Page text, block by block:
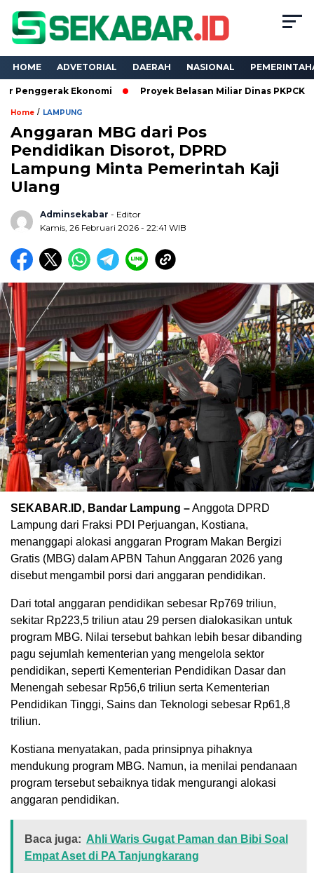
HOME ADVETORIAL DAERAH NASIONAL
Ekonomi Proyek Belasan Miliar Dinas PKPCK Lampung
Home / LAMPUNG
Anggaran MBG dari Pos
Pendidikan Disorot, DPRD
Lampung Minta Pemerintah Kaji
Ulang
Adminsekabar - Editor
Kamis, 26 Februari 2026 - 22:41 WIB
SEKABAR.ID, Bandar Lampung –Anggota DPRD
Lampung dari Fraksi PDI Perjuangan, Kostiana,
menanggapi alokasi anggaran Program Makan Bergizi
Gratis (MBG) dalam APBN Tahun Anggaran 2026 yang
disebut mengambil porsi dari anggaran pendidikan.
Dari total anggaran pendidikan sebesar Rp769 triliun,
sekitar Rp223,5 triliun atau 29 persen dialokasikan untuk
program MBG. Nilai tersebut bahkan lebih besar dibanding
pagu sejumlah kementerian yang mengelola sektor
pendidikan, seperti Kementerian Pendidikan Dasar dan
Menengah sebesar Rp56,6 triliun serta Kementerian
Pendidikan Tinggi, Sains dan Teknologi sebesar Rp61,8
triliun.
Kostiana menyatakan, pada prinsipnya pihaknya
mendukung program MBG. Namun, ia menilai pendanaan
program tersebut sebaiknya tidak mengurangi alokasi
anggaran pendidikan.
Baca juga: Ahli Waris Gugat Paman dan Bibi Soal
Empat Aset di PA Tanjungkarang